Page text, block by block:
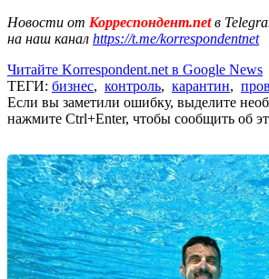
Новости от Корреспондент.netв
на наш канал https://t.me/korrespondentnet
Читайте Korrespondent.net в Google News
ТЕГИ: бизнес, контроль, карантин,
Если вы заметили ошибку, выделите
нажмите Ctrl+Enter, чтобы сообщить об